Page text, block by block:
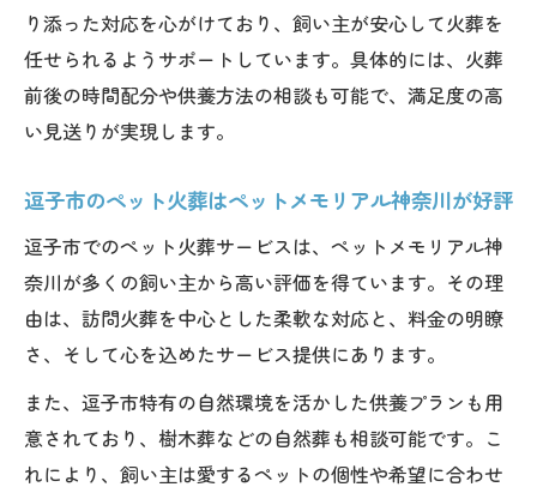
り添った対応を心がけており、飼い主が安心して火葬を
任せられるようサポートしています。具体的には、火葬
前後の時間配分や供養方法の相談も可能で、満足度の高
い見送りが実現します。
逗子市のペット火葬はペットメモリアル神奈川が好評
逗子市でのペット火葬サービスは、ペットメモリアル神
奈川が多くの飼い主から高い評価を得ています。その理
由は、訪問火葬を中心とした柔軟な対応と、料金の明瞭
さ、そして心を込めたサービス提供にあります。
また、逗子市特有の自然環境を活かした供養プランも用
意されており、樹木葬などの自然葬も相談可能です。こ
れにより、飼い主は愛するペットの個性や希望に合わせ